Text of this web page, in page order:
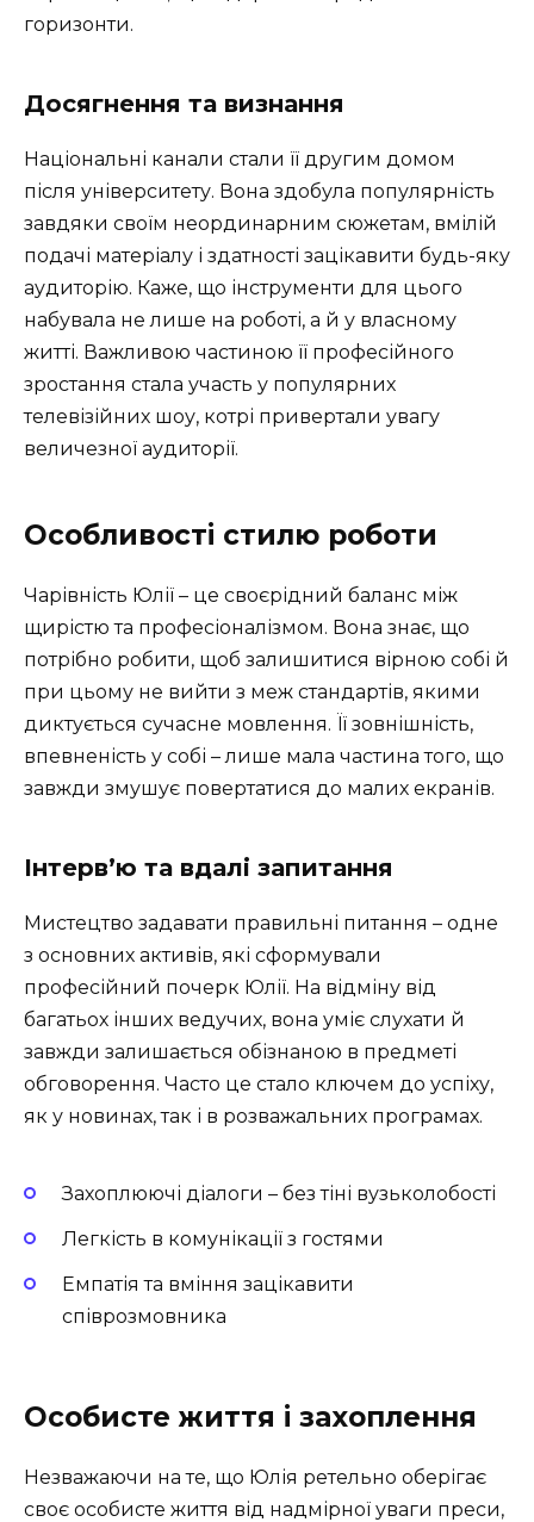
горизонти.
Досягнення та визнання
Національні канали стали її другим домом
після університету. Вона здобула популярність
завдяки своїм неординарним сюжетам, вмілій
подачі матеріалу і здатності зацікавити будь-яку
аудиторію. Каже, що інструменти для цього
набувала не лише на роботі, а й у власному
житті. Важливою частиною її професійного
зростання стала участь у популярних
телевізійних шоу, котрі привертали увагу
величезної аудиторії.
Особливості стилю роботи
Чарівність Юлії – це своєрідний баланс між
щирістю та професіоналізмом. Вона знає, що
потрібно робити, щоб залишитися вірною собі й
при цьому не вийти з меж стандартів, якими
диктується сучасне мовлення. Її зовнішність,
впевненість у собі – лише мала частина того, що
завжди змушує повертатися до малих екранів.
Інтерв’ю та вдалі запитання
Мистецтво задавати правильні питання – одне
з основних активів, які сформували
професійний почерк Юлії. На відміну від
багатьох інших ведучих, вона уміє слухати й
завжди залишається обізнаною в предметі
обговорення. Часто це стало ключем до успіху,
як у новинах, так і в розважальних програмах.
Захоплюючі діалоги – без тіні вузьколобості
Легкість в комунікації з гостями
Емпатія та вміння зацікавити
співрозмовника
Особисте життя і захоплення
Незважаючи на те, що Юлія ретельно оберігає
своє особисте життя від надмірної уваги преси,